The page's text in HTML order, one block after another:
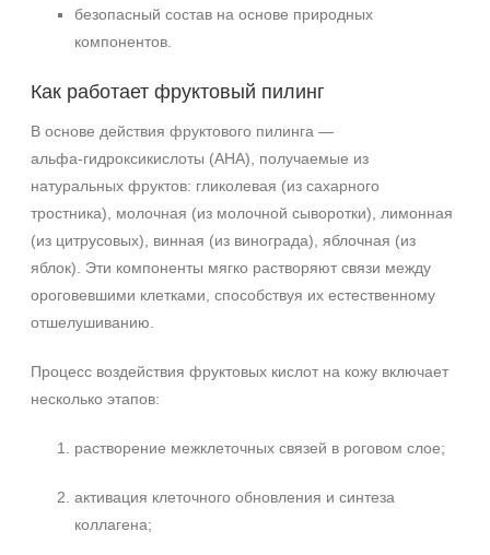
безопасный состав на основе природных
компонентов.
Как работает фруктовый пилинг
В основе действия фруктового пилинга —
альфа‑гидроксикислоты (AHA), получаемые из
натуральных фруктов: гликолевая (из сахарного
тростника), молочная (из молочной сыворотки), лимонная
(из цитрусовых), винная (из винограда), яблочная (из
яблок). Эти компоненты мягко растворяют связи между
ороговевшими клетками, способствуя их естественному
отшелушиванию.
Процесс воздействия фруктовых кислот на кожу включает
несколько этапов:
растворение межклеточных связей в роговом слое;
активация клеточного обновления и синтеза
коллагена;